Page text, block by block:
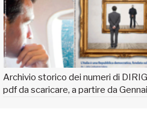
Archivio storico dei numeri di
pdf da scaricare, a partire da